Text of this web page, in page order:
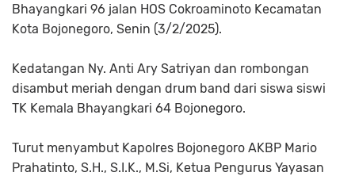
Bhayangkari 96 jalan HOS Cokroaminoto Kecamatan
Kota Bojonegoro, Senin (3/2/2025).
Kedatangan Ny. Anti Ary Satriyan dan rombongan
disambut meriah dengan drum band dari siswa siswi
TK Kemala Bhayangkari 64 Bojonegoro.
Turut menyambut Kapolres Bojonegoro AKBP Mario
Prahatinto, S.H., S.I.K., M.Si, Ketua Pengurus Yayasan